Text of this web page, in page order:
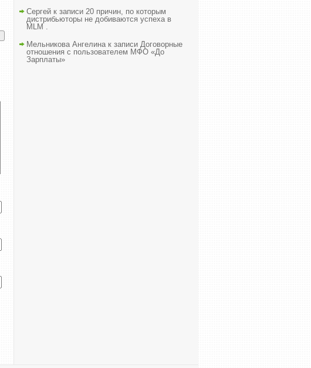
Сергей к записи 20 причин, по которым
дистрибьюторы не добиваются успеха в
MLM .
Мельникова Ангелинак записи Договорные
отношения с пользователем МФО «До
Зарплаты»